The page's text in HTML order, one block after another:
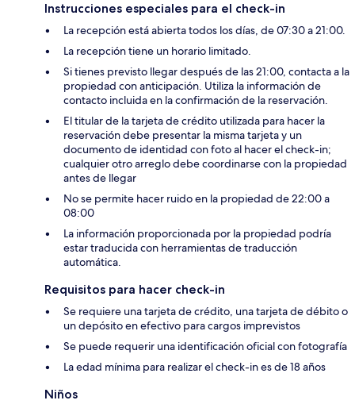
Instrucciones especiales para el check-in
La recepción está abierta todos los días, de 07:30 a 21:00.
La recepción tiene un horario limitado.
Si tienes previsto llegar después de las 21:00, contacta a la
propiedad con anticipación. Utiliza la información de
contacto incluida en la confirmación de la reservación.
El titular de la tarjeta de crédito utilizada para hacer la
reservación debe presentar la misma tarjeta y un
documento de identidad con foto al hacer el check-in;
cualquier otro arreglo debe coordinarse con la propiedad
antes de llegar
No se permite hacer ruido en la propiedad de 22:00 a
08:00
La información proporcionada por la propiedad podría
estar traducida con herramientas de traducción
automática.
Requisitos para hacer check-in
Se requiere una tarjeta de crédito, una tarjeta de débito o
un depósito en efectivo para cargos imprevistos
Se puede requerir una identificación oficial con fotografía
La edad mínima para realizar el check-in es de 18 años
Niños